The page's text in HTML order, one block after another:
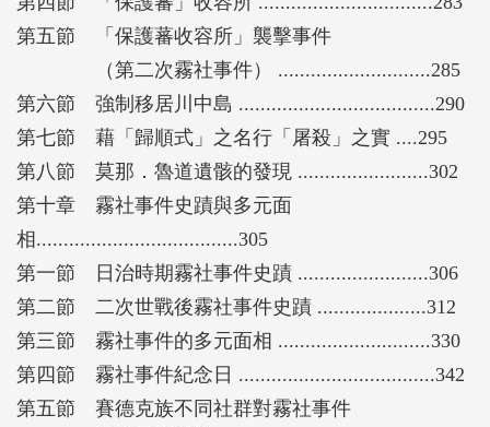
第五節 「保護蕃收容所」襲擊事件
（第二次霧社事件） ............................285
第六節 強制移居川中島 ....................................290
第七節 藉「歸順式」之名行「屠殺」之實 ....295
第八節 莫那．魯道遺骸的發現 ........................302
第十章 霧社事件史蹟與多元面
相.....................................305
第一節 日治時期霧社事件史蹟 ........................306
第二節 二次世戰後霧社事件史蹟 ....................312
第三節 霧社事件的多元面相 ............................330
第四節 霧社事件紀念日 ....................................342
第五節 賽德克族不同社群對霧社事件